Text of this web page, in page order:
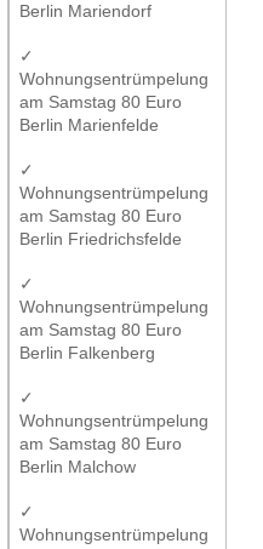
Berlin Mariendorf
✓
Wohnungsentrümpelung
am Samstag 80 Euro
Berlin Marienfelde
✓
Wohnungsentrümpelung
am Samstag 80 Euro
Berlin Friedrichsfelde
✓
Wohnungsentrümpelung
am Samstag 80 Euro
Berlin Falkenberg
✓
Wohnungsentrümpelung
am Samstag 80 Euro
Berlin Malchow
✓
Wohnungsentrümpelung